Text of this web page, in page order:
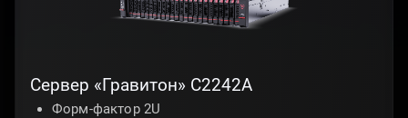
Сервер «Гравитон» С2242A
Форм-фактор 2U